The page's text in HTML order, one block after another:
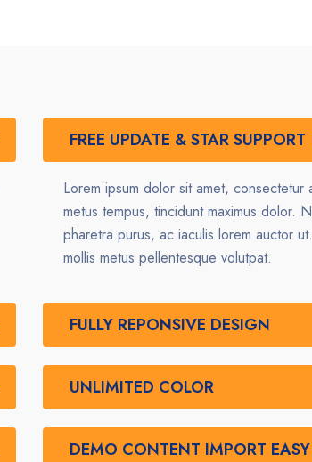
FREE UPDATE & STAR SUPPORT
Lorem ipsum dolor sit amet,
metus tempus, tincidunt maximus dolor.
pharetra purus, ac iaculis lorem auctor
mollis metus pellentesque volutpat.
FULLY REPONSIVE DESIGN
UNLIMITED COLOR
DEMO CONTENT IMPORT EASY